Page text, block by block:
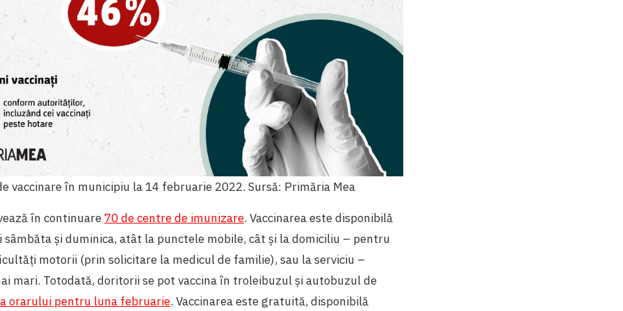
vaccinare în municipiu la 14 februarie 2022. Sursă: Primăria Mea
în continuare70 de centre de imunizare. Vaccinarea este disponibilă
sâmbăta și duminica, atât la punctele mobile, cât și la domiciliu – pentru
motorii (prin solicitare la medicul de familie), sau la serviciu –
mari. Totodată, doritorii se pot vaccina în troleibuzul și autobuzul de
orarului pentru luna februarie. Vaccinarea este gratuită, disponibilă